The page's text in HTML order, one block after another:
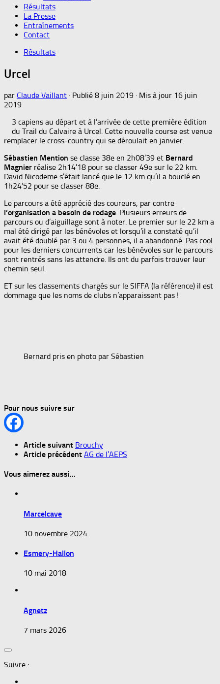
Résultats
La Presse
Entraînements
Contact
Résultats
Urcel
par Claude Vaillant · Publié 8 juin 2019 · Mis à jour 16 juin
2019
3 capiens au départ et à l’arrivée de cette première édition
du Trail du Calvaire à Urcel. Cette nouvelle course est venue
remplacer le cross-country qui se déroulait en janvier.
Sébastien Mention se classe 38e en 2h08’39 et Bernard
Magnier réalise 2h14’18 pour se classer 49e sur le 22 km.
David Nicodeme s’était lancé que le 12 km qu’il a bouclé en
1h24’52 pour se classer 88e.
Le parcours a été apprécié des coureurs, par contre
l’organisation a besoin de rodage. Plusieurs erreurs de
parcours ou d’aiguillage sont à noter. Le premier sur le 22 km a
mal été dirigé par les bénévoles et lorsqu’il a constaté qu’il
avait été doublé par 3 ou 4 personnes, il a abandonné. Pas cool
pour les derniers concurrents car les bénévoles sur le parcours
sont rentrés sans les attendre. Ils ont du parfois trouver leur
chemin seul.
ET sur les classements chargés sur le SIFFA (la référence) il est
dommage que les noms de clubs n’apparaissent pas !
Bernard pris en photo par Sébastien
Pour nous suivre sur
Article suivant Brouchy
Article précédent AG de l’AEPS
Vous aimerez aussi...
Marcelcave
10 novembre 2024
Esmery-Hallon
10 mai 2018
Agnetz
7 mars 2026
Suivre :